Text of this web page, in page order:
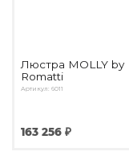
Люстра MOLLY by
Romatti
Артикул: 6011
163 256 ₽